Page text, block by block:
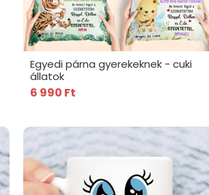
Egyedi párna gyerekeknek - cuki
állatok
6 990 Ft